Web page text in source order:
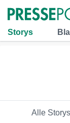
Storys
Alle Storys